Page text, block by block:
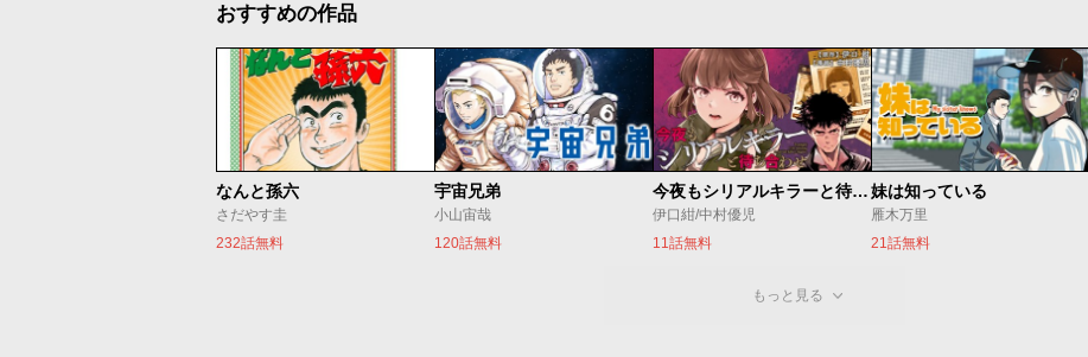
おすすめの作品
なんと孫六
さだやす圭
232話無料
宇宙兄弟
小山宙哉
120話無料
今夜もシリアルキラーと待ち合わせ
伊口紺/中村優児
11話無料
妹は知っている
雁木万里
21話無料
もっと見る